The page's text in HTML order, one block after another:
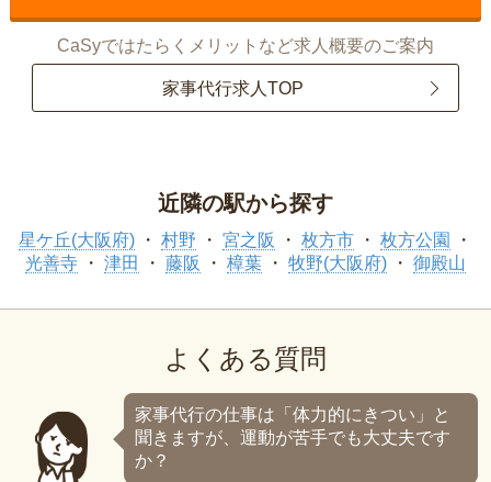
CaSyではたらくメリットなど求人概要のご案内
家事代行求人TOP
近隣の駅から探す
星ケ丘(大阪府) 村野 宮之阪 枚方市
枚方公園
光善寺
津田 藤阪 樟葉 牧野(大阪府) 御殿山
よくある質問
家事代行の仕事は「体力的にきつい」と
聞きますが、運動が苦手でも大丈夫です
か？